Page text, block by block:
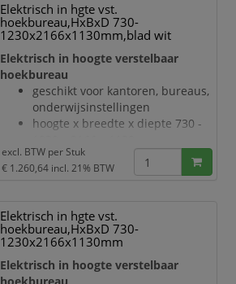
bladdikte 25 mm
draagvermogen 120 kg
verdieping links, hoek 135 °
geluidsniveau van 42 dB
T-voetonderstel van staal met
slag- en krasvaste poedercoating
in antraciet
hoogteverstelling via 2
elektromotoren
Botsingbescherming
hefsnelhei
Elektrisch in hgte vst.
hoekbureau,HxBxD 730-
1230x2166x1130mm,blad wit
Elektrisch in hoogte verstelbaar
hoekbureau
geschikt voor kantoren, bureaus,
onderwijsinstellingen
hoogte x breedte x diepte 730 -
blad van hout met
onderhoudsvriendelijke
bladdikte 25 mm
draagvermogen 120 kg
geluidsniveau van 42 dB
excl. BTW per Stuk
€ 1.260,64 incl. 21% BTW
Elektrisch in hgte vst.
hoekbureau,HxBxD 730-
1230x2166x1130mm
Elektrisch in hoogte verstelbaar